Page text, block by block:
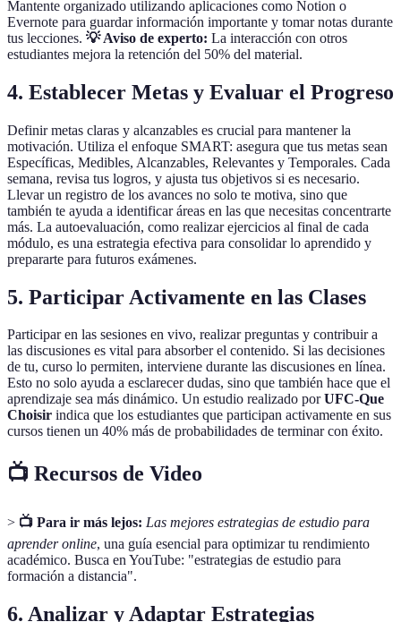
Mantente organizado utilizando aplicaciones como Notion o
Evernote para guardar información importante y tomar notas durante
tus lecciones. 💡 Aviso de experto: La interacción con otros
estudiantes mejora la retención del 50% del material.
4. Establecer Metas y Evaluar el Progreso
Definir metas claras y alcanzables es crucial para mantener la
motivación. Utiliza el enfoque SMART: asegura que tus metas sean
Específicas, Medibles, Alcanzables, Relevantes y Temporales. Cada
semana, revisa tus logros, y ajusta tus objetivos si es necesario.
Llevar un registro de los avances no solo te motiva, sino que
también te ayuda a identificar áreas en las que necesitas concentrarte
más. La autoevaluación, como realizar ejercicios al final de cada
módulo, es una estrategia efectiva para consolidar lo aprendido y
prepararte para futuros exámenes.
5. Participar Activamente en las Clases
Participar en las sesiones en vivo, realizar preguntas y contribuir a
las discusiones es vital para absorber el contenido. Si las decisiones
de tu, curso lo permiten, interviene durante las discusiones en línea.
Esto no solo ayuda a esclarecer dudas, sino que también hace que el
aprendizaje sea más dinámico. Un estudio realizado porUFC-Que
Choisir indica que los estudiantes que participan activamente en sus
cursos tienen un 40% más de probabilidades de terminar con éxito.
📺 Recursos de Video
> 📺 Para ir más lejos: Las mejores estrategias de estudio para
aprender online, una guía esencial para optimizar tu rendimiento
académico. Busca en YouTube: "estrategias de estudio para
formación a distancia".
6. Analizar y Adaptar Estrategias